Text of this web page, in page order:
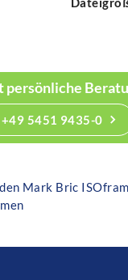
persönliche
+49 5451 9435-0
Mark Bric